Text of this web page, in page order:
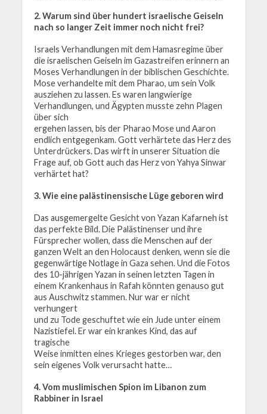
2. Warum sind über hundert israelische Geiseln
nach so langer Zeit immer noch nicht frei?
Israels Verhandlungen mit dem Hamasregime über
die israelischen Geiseln im Gazastreifen erinnern an
Moses Verhandlungen in der biblischen Geschichte.
Mose verhandelte mit dem Pharao, um sein Volk
ausziehen zu lassen. Es waren langwierige
Verhandlungen, und Ägypten musste zehn Plagen
über sich
ergehen lassen, bis der Pharao Mose und Aaron
endlich entgegenkam. Gott verhärtete das Herz des
Unterdrückers. Das wirft in unserer Situation die
Frage auf, ob Gott auch das Herz von Yahya Sinwar
verhärtet hat?
3. Wie eine palästinensische Lüge geboren wird
Das ausgemergelte Gesicht von Yazan Kafarneh ist
das perfekte Bild. Die Palästinenser und ihre
Fürsprecher wollen, dass die Menschen auf der
ganzen Welt an den Holocaust denken, wenn sie die
gegenwärtige Notlage in Gaza sehen. Und die Fotos
des 10-jährigen Yazan in seinen letzten Tagen in
einem Krankenhaus in Rafah könnten genauso gut
aus Auschwitz stammen. Nur war er nicht
verhungert
und zu Tode geschuftet wie ein Jude unter einem
Nazistiefel. Er war ein krankes Kind, das auf
tragische
Weise inmitten eines Krieges gestorben war, den
sein eigenes Volk verursacht hatte…
4. Vom muslimischen Spion im Libanon zum
Rabbiner in Israel